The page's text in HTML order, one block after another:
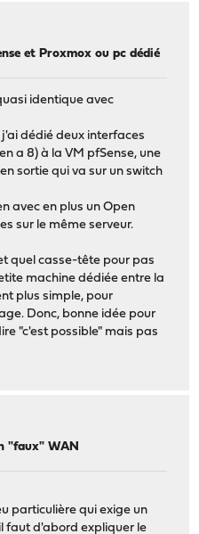
et Proxmox ou pc dédié
identique avec
dédié deux interfaces
a 8) à la VM pfSense, une
sortie qui va sur un switch
avec en plus un Open
sur le même serveur.
quel casse-tête pour pas
machine dédiée entre la
plus simple, pour
Donc, bonne idée pour
"c'est possible" mais pas
"faux" WAN
particulière qui exige un
faut d'abord expliquer le